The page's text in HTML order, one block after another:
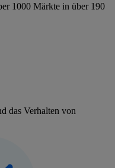
1000 Märkte in über 190
das Verhalten von